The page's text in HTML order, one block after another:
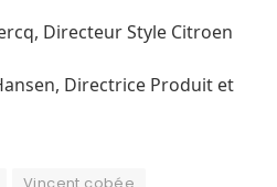
Directeur Style Citroen
Directrice Produit et